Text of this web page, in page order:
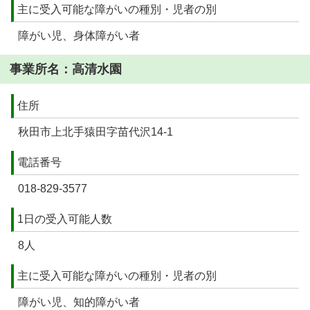
主に受入可能な障がいの種別・児者の別
障がい児、身体障がい者
事業所名：高清水園
住所
秋田市上北手猿田字苗代沢14-1
電話番号
018-829-3577
1日の受入可能人数
8人
主に受入可能な障がいの種別・児者の別
障がい児、知的障がい者